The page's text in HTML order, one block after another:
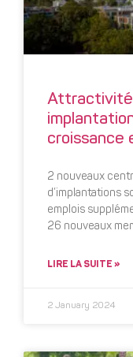
Attractivité
croissance
2 nouveaux
d’implantations
emplois
26 nouveaux
LIRE LA SUITE »
2 January 2024